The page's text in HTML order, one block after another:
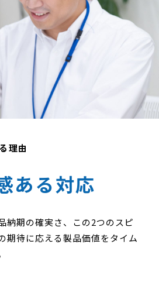
理由
ある対応
納期の確実さ、この2つのスピ
期待に応える製品価値をタイム